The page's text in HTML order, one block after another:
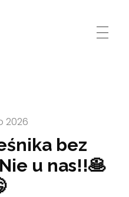
bez
u nas!!🥞
2026